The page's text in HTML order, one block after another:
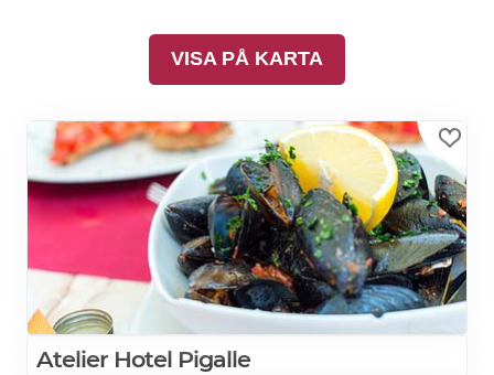
VISA PÅ KARTA
Atelier Hotel Pigalle